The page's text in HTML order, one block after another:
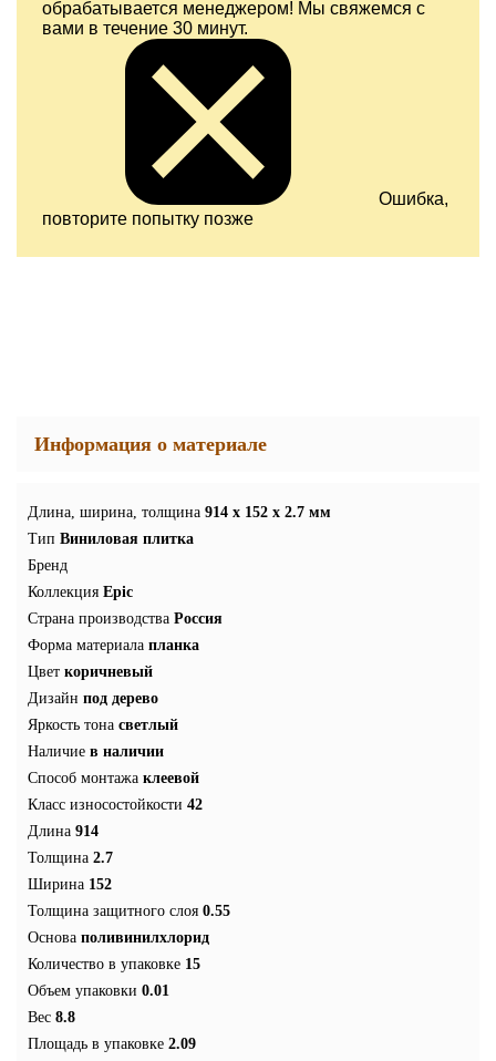
обрабатывается менеджером! Мы свяжемся с
вами в течение 30 минут.
Ошибка,
повторите попытку позже
Информация о материале
Длина, ширина, толщина 914 x 152 x 2.7 мм
Тип Виниловая плитка
Бренд
Коллекция Epic
Страна производства Россия
Форма материала планка
Цвет коричневый
Дизайн под дерево
Яркость тона светлый
Наличие в наличии
Способ монтажа клеевой
Класс износостойкости 42
Длина 914
Толщина 2.7
Ширина 152
Толщина защитного слоя 0.55
Основа поливинилхлорид
Количество в упаковке 15
Объем упаковки 0.01
Вес 8.8
Площадь в упаковке 2.09